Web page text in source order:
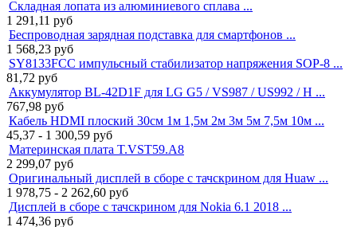
Складная лопата из алюминиевого сплава ...
1 291,11 руб
Беспроводная зарядная подставка для смартфонов ...
1 568,23 руб
SY8133FCC импульсный стабилизатор напряжения SOP-8 ...
81,72 руб
Аккумулятор BL-42D1F для LG G5 / VS987 / US992 / H ...
767,98 руб
Кабель HDMI плоский 30см 1м 1,5м 2м 3м 5м 7,5м 10м ...
45,37 - 1 300,59 руб
Материнская плата T.VST59.A8
2 299,07 руб
Оригинальный дисплей в сборе с тачскрином для Huaw ...
1 978,75 - 2 262,60 руб
Дисплей в сборе с тачскрином для Nokia 6.1 2018 ...
1 474,36 руб